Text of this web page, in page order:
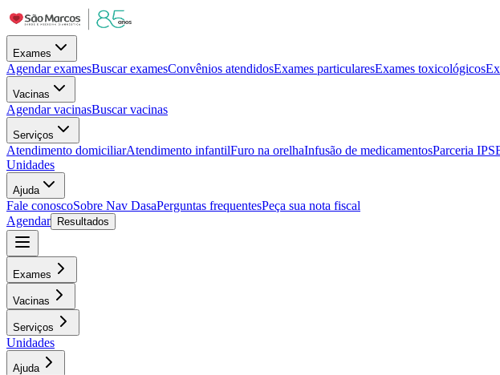
Exames
Agendar examesBuscar examesConvênios atendidosExames particularesExames toxicológicos
Vacinas
Agendar vacinasBuscar vacinas
Serviços
Atendimento domiciliarAtendimento infantilFuro na orelhaInfusão de medicamentosParceria
Unidades
Ajuda
Fale conoscoSobre Nav DasaPerguntas frequentesPeça sua nota fiscal
Agendar
Resultados
Exames
Vacinas
Serviços
Unidades
Ajuda